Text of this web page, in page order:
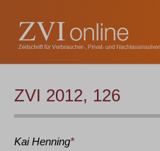
ZVI 2012, 126
Kai Henning*